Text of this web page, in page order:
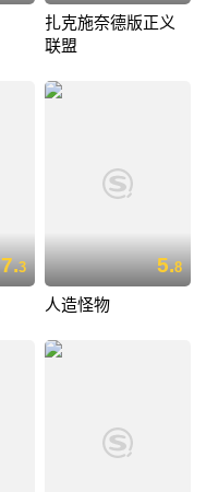
扎克施奈德版正义
联盟
7.3 5.8
人造怪物